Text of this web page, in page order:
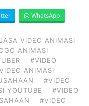
WhatsApp
VIDEO ANIMASI
ANIMASI
#VIDEO
ANIMASI
#VIDEO
YOUTUBE
#VIDEO
#VIDEO